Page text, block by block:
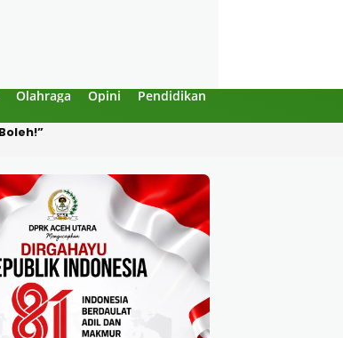
Olahraga Opini Pendidikan